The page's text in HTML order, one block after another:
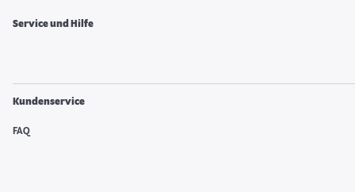
Service und Hilfe
Kundenservice
FAQ